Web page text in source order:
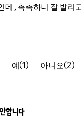
데 , 촉촉하니 잘 발
1 2
합니다